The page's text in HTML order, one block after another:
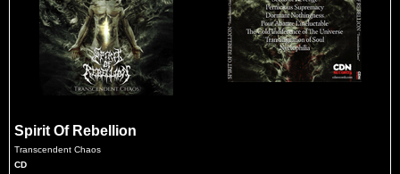
Spirit Of Rebellion
Transcendent Chaos
CD